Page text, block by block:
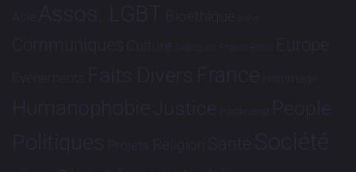
Asie Assos. LGBT Bioéthique Brève
Communiqués Culture Dialogues France-Brésil Europe
Evénements Faits Divers France Hommage
HumanophobieJustice Partenariat People
Politiques Projets Religion Santé Société